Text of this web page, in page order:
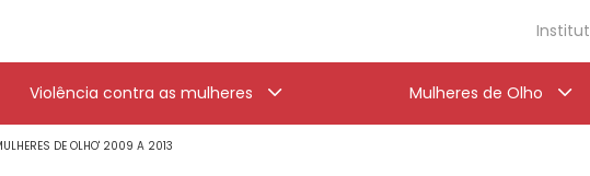
Violência contra as mulheres Mulheres de Olho
DE OLHO' 2009 A 2013